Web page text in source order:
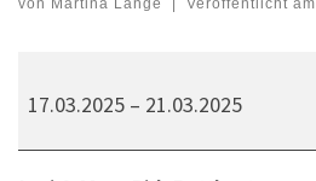
von Martina Lange | Veröffentlicht am
17.03.2025 – 21.03.2025